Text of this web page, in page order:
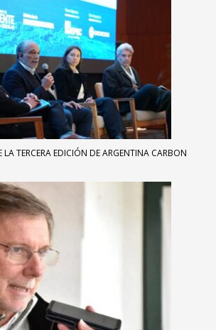
LA TERCERA EDICIÓN DE ARGENTINA CARBON